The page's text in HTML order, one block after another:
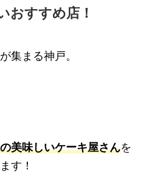
おすすめ店！
集まる神戸。
美味しいケーキ屋さんを
す！